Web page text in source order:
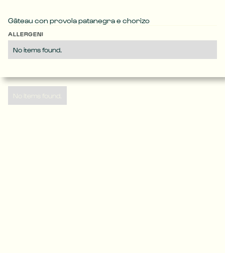
Gâteau con provola patanegra e chorizo
ALLERGENI
No items found.
No items found.